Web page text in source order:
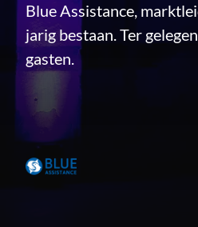
Blue Assistance,
jarig bestaan. Ter
gasten.